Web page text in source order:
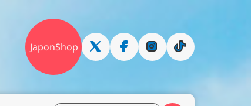
JaponShop